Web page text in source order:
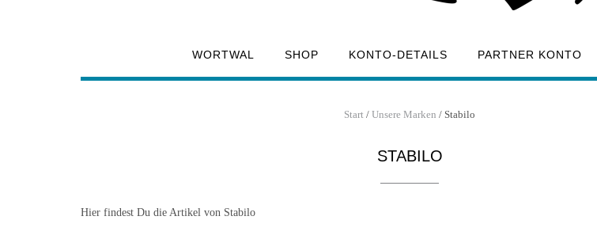
WORTWAL SHOP KONTO-DETAILS PARTNER KONTO
Start /Unsere Marken / Stabilo
STABILO
Hier findest Du die Artikel von Stabilo